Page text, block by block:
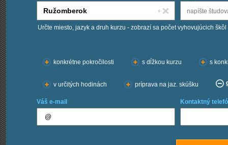
Určte miesto, jazyk a druh kurzu - zobrazí sa počet vyhovujúcich škôl
konkrétne pokročilosti
s dĺžkou kurzu s
v určitých hodinách príprava na jaz. skúšku
Váš e-mail Kontaktný